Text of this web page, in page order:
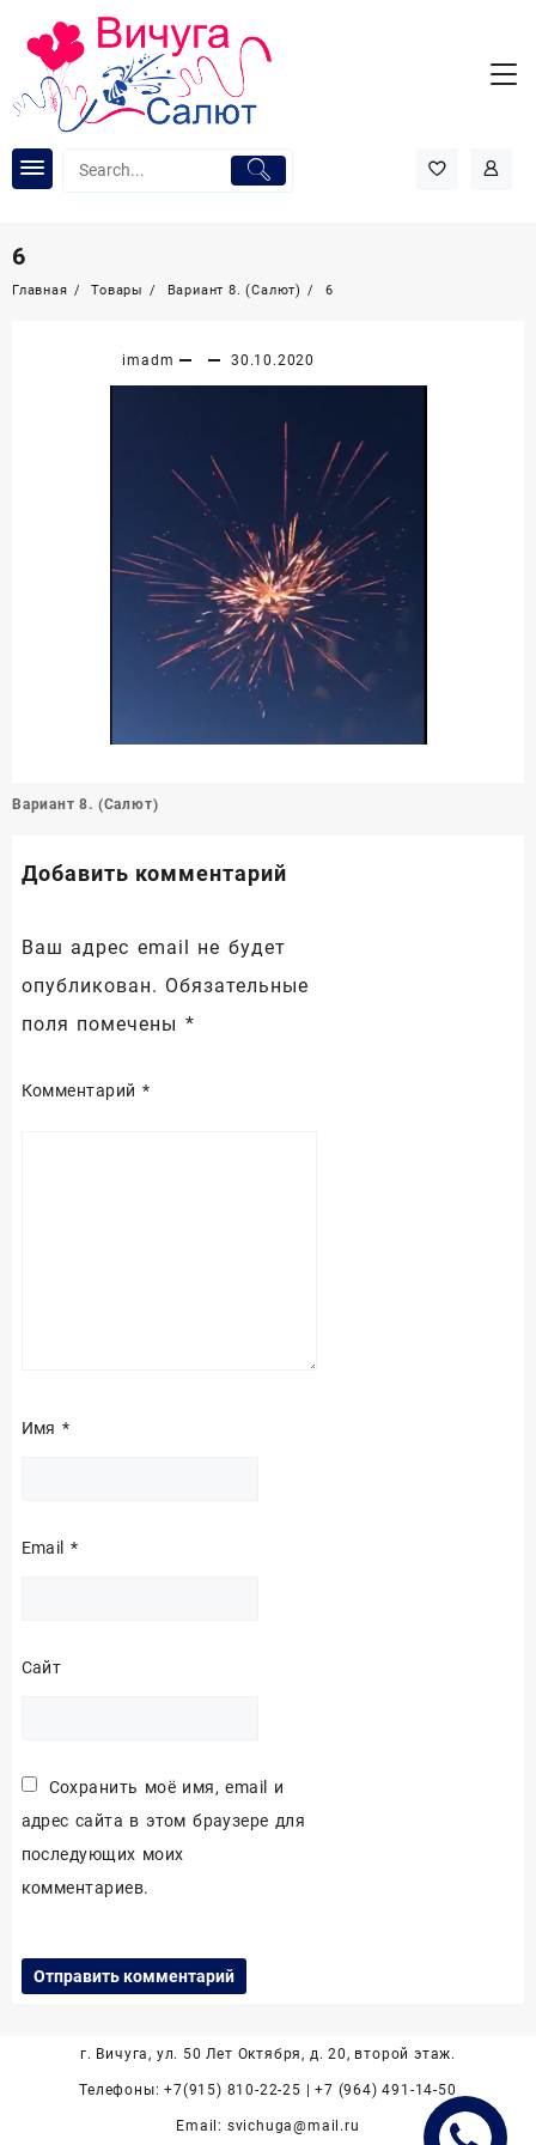
содержимому
6
Главная Товары Вариант 8. (Салют) 6
imadm 30.10.2020
Навигация
Вариант 8. (Салют)
Добавить комментарий
Ваш адрес email не будет
опубликован. Обязательные
поля помечены *
Комментарий *
Имя*
Email *
Сайт
Сохранить моё имя, email и
адрес сайта в этом браузере для
последующих моих
комментариев.
г. Вичуга, ул. 50 Лет Октября, д. 20, второй этаж.
Телефоны: +7(915) 810-22-25 | +7 (964) 491-14-50
Email: svichuga@mail.ru